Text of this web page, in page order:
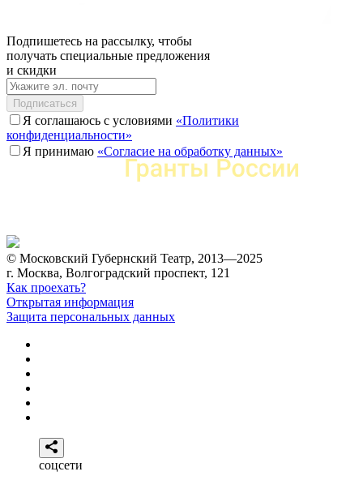
Подпишетесь на рассылку, чтобы
получать специальные предложения
и скидки
Подписаться
Я соглашаюсь с условиями «Политики
конфиденциальности»
Я принимаю «Согласие на обработку данных»
© Московский Губернский Театр, 2013—2025
г. Москва, Волгоградский проспект, 121
Как проехать?
Открытая информация
Защита персональных данных
соцсети